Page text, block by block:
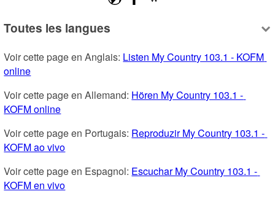
Toutes les langues
Voir cette page en Anglais: Listen My Country 103.1 - KOFM
online
Voir cette page en Allemand: Hören My Country 103.1 -
KOFM online
Voir cette page en Portugais: Reproduzir My Country 103.1 -
KOFM ao vivo
Voir cette page en Espagnol: Escuchar My Country 103.1 -
KOFM en vivo